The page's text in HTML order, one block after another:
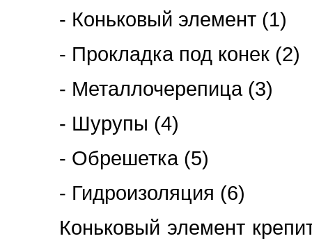
- Коньковый элемент (1)
- Прокладка под конек (2)
- Металлочерепица (3)
- Шурупы (4)
- Обрешетка (5)
- Гидроизоляция (6)
Коньковый элемент